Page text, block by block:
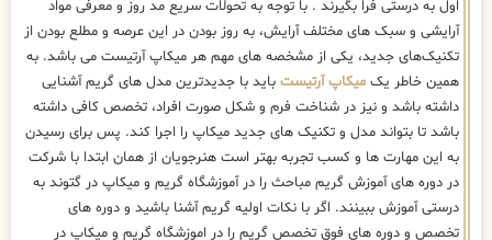
اول به درستی فرا بگیرند . با توجه به تحولات سریع مد روز و معرفی مواد
آرایشی و سبک های مختلف آرایش، به روز بودن در این عرصه و مطلع بودن از
تکنیک‌های جدید، یکی از مشخصه های مهم هر میکاپ آرتیست می باشد. به
همین خاطر یک میکاپ آرتیست باید با جدیدترین مدل های گریم آشنایی
داشته باشد و نیز در شناخت فرم و شکل صورت افراد، تخصص کافی داشته
باشد تا بتواند مدل و تکنیک های جدید میکاپ را اجرا کند. پس برای رسیدن
به این مهارت ها و کسب تجربه بهتر است هنرجویان از همان ابتدا با شرکت
در دوره های آموزش گریم مباحث را در آموزشگاه گریم و میکاپ در گتوند به
درستی آموزش ببینند. اگر با نکات اولیه گریم آشنا باشید و دوره های
تخصص و دوره های فوق تخصص گریم را در اموزشگاه گریم و میکاپ در